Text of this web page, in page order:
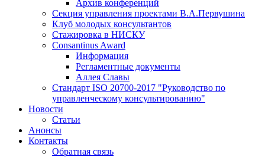
Архив конференций
Секция управления проектами В.А.Первушина
Клуб молодых консультантов
Стажировка в НИСКУ
Consantinus Award
Информация
Регламентные документы
Аллея Славы
Cтандарт ISO 20700-2017 "Руководство по
управленческому консультированию"
Новости
Статьи
Анонсы
Контакты
Обратная связь